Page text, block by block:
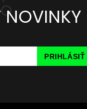
PRIHLÁSIŤ